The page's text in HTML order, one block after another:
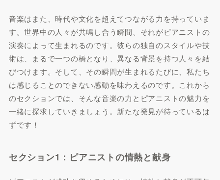
音楽はまた、時代や文化を超えてつながる力を持っていま
す。世界中の人々が共鳴し合う瞬間、それがピアニストの
演奏によって生まれるのです。彼らの独自のスタイルや技
術は、まるで一つの橋となり、異なる背景を持つ人々を結
びつけます。そして、その瞬間が生まれるたびに、私たち
は感じることのできない感動を味わえるのです。これから
のセクションでは、そんな音楽の力とピアニストの魅力を
一緒に探求していきましょう。新たな発見が待っているは
ずです！
セクション1：ピアニストの情熱と献身